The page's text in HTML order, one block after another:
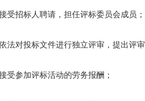
接受招标人聘请，担任评标委员会成员；
依法对投标文件进行独立评审，提出评
接受参加评标活动的劳务报酬；